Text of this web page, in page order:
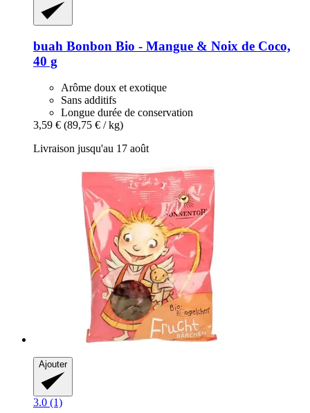
buah Bonbon Bio -​ Mangue & Noix de Coco,
40 g
Arôme doux et exotique
Sans additifs
Longue durée de conservation
3,59 € (89,75 € / kg)
Livraison jusqu'au 17 août
Ajouter
3.0 (1)